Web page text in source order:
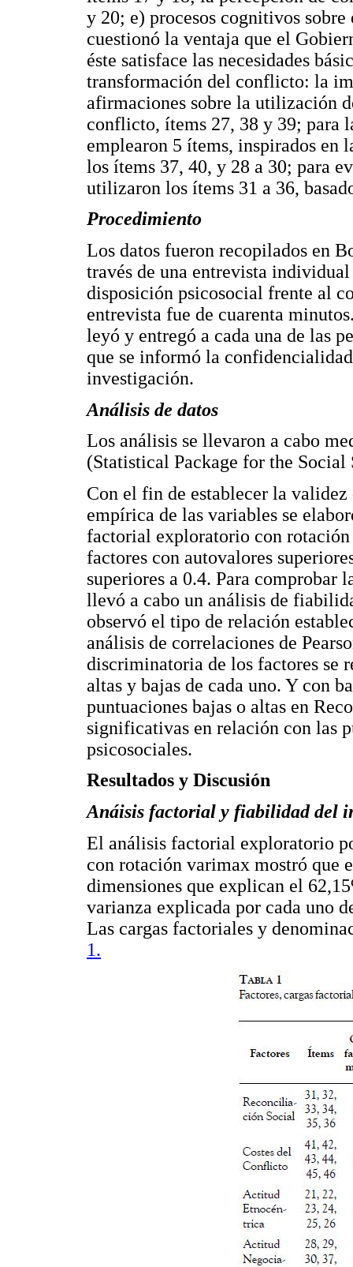
y 20; e) procesos cognitivos
cuestionó la ventaja que el
éste satisface las necesidades
transformación del conflicto: la
afirmaciones sobre la utilización
conflicto, ítems 27, 38 y 39; para
emplearon 5 ítems, inspirados en
los ítems 37, 40, y 28 a 30; para
utilizaron los ítems 31 a 36,
Procedimiento
Los datos fueron recopilados en
través de una entrevista
disposición psicosocial frente al
entrevista fue de cuarenta
leyó y entregó a cada una de las
que se informó la
investigación.
Análisis de datos
Los análisis se llevaron a cabo
(Statistical Package for the Social
Con el fin de establecer la
empírica de las variables se
factorial exploratorio con
factores con autovalores
superiores a 0.4. Para comprobar
llevó a cabo un análisis de
observó el tipo de relación
análisis de correlaciones de
discriminatoria de los factores se
altas y bajas de cada uno. Y con
puntuaciones bajas o altas en
significativas en relación con las
psicosociales.
Resultados y Discusión
Anáisis factorial y fiabilidad del
El análisis factorial exploratorio
con rotación varimax mostró que
dimensiones que explican el
varianza explicada por cada uno
Las cargas factoriales y
1.